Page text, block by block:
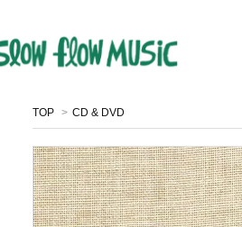
TOP > CD & DVD